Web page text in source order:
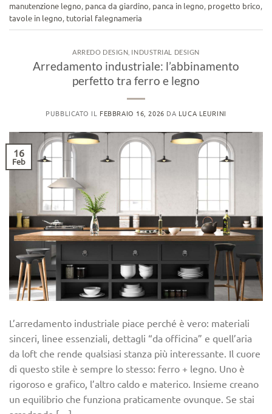
manutenzione legno, panca da giardino, panca in legno, progetto brico,
tavole in legno, tutorial falegnameria
ARREDO DESIGN INDUSTRIAL DESIGN
Arredamento industriale: l’abbinamento
perfetto tra ferro e legno
PUBBLICATO IL FEBBRAIO 16, 2026 DA LUCA LEURINI
16
Feb
L’arredamento industriale piace perché è vero: materiali
sinceri, linee essenziali, dettagli “da officina” e quell’aria
da loft che rende qualsiasi stanza più interessante. Il cuore
di questo stile è sempre lo stesso: ferro + legno. Uno è
rigoroso e grafico, l’altro caldo e materico. Insieme creano
un equilibrio che funziona praticamente ovunque. Se stai